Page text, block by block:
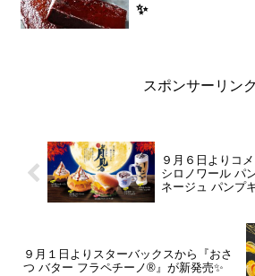
✨
スポンサーリンク
９月６日よりコ
シロノワール パ
ネージュ パンプ
９月１日よりスターバックスから『おさ
つ バター フラペチーノ®』が新発売✨